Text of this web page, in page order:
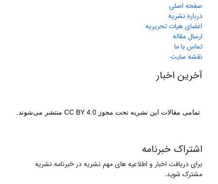
صفحه اصلی
درباره نشریه
اعضای هیات تحریریه
ارسال مقاله
تماس با ما
نقشه سایت
آخرین اخبار
تمامی مقالات این نشریه تحت مجوز CC BY 4.0 منتشر می‌شوند.
اشتراک خبرنامه
برای دریافت اخبار و اطلاعیه های مهم نشریه در خبرنامه نشریه
مشترک شوید.